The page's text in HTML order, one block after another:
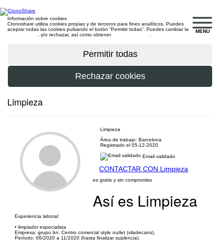
MENU
Información sobre cookies
Cronoshare utiliza cookies propias y de terceros para fines analíticos. Puedes
aceptar todas las cookies pulsando el botón “Permitir todas”. Puedes cambiar la
, y/o rechazar, así como obtener
Limpieza
Limpieza
Área de trabajo: Barcelona
Registrado el 05-12-2020
Email validado
CONTACTAR CON Limpieza
es gratis y sin compromiso
Así es Limpieza
Experiencia laboral:
• limpiador especialista
Empresa: grupo bn. Centro comercial style outlet (viladecans).
Período: 06/2020 a 11/2020 (hasta finalizar suplencia).